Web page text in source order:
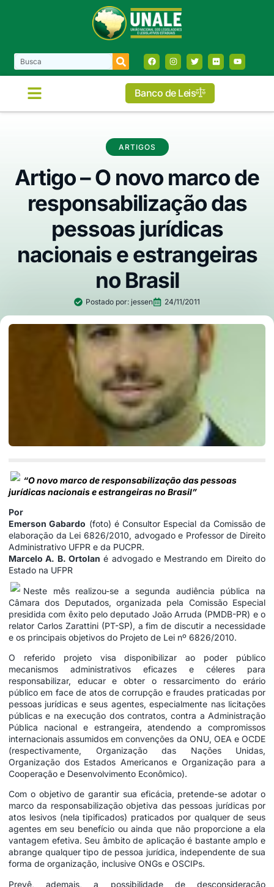
Banco de Leis
ARTIGOS
Artigo – O novo marco de
responsabilização das
pessoas jurídicas
nacionais e estrangeiras
no Brasil
Postado por: jessen 24/11/2011
“O novo marco de responsabilização das pessoas
jurídicas nacionais e estrangeiras no Brasil”
Por
Emerson Gabardo (foto) é Consultor Especial da Comissão de
elaboração da Lei 6826/2010, advogado e Professor de Direito
Administrativo UFPR e da PUCPR.
Marcelo A. B. Ortolan é advogado e Mestrando em Direito do
Estado na UFPR
Neste mês realizou-se a segunda audiência pública na
Câmara dos Deputados, organizada pela Comissão Especial
presidida com êxito pelo deputado João Arruda (PMDB-PR) e o
relator Carlos Zarattini (PT-SP), a fim de discutir a necessidade
e os principais objetivos do Projeto de Lei nº 6826/2010.
O referido projeto visa disponibilizar ao poder público
mecanismos administrativos eficazes e céleres para
responsabilizar, educar e obter o ressarcimento do erário
público em face de atos de corrupção e fraudes praticadas por
pessoas jurídicas e seus agentes, especialmente nas licitações
públicas e na execução dos contratos, contra a Administração
Pública nacional e estrangeira, atendendo a compromissos
internacionais assumidos em convenções da ONU, OEA e OCDE
(respectivamente, Organização das Nações Unidas,
Organização dos Estados Americanos e Organização para a
Cooperação e Desenvolvimento Econômico).
Com o objetivo de garantir sua eficácia, pretende-se adotar o
marco da responsabilização objetiva das pessoas jurídicas por
atos lesivos (nela tipificados) praticados por qualquer de seus
agentes em seu benefício ou ainda que não proporcione a ela
vantagem efetiva. Seu âmbito de aplicação é bastante amplo e
abrange qualquer tipo de pessoa jurídica, independente de sua
forma de organização, inclusive ONGs e OSCIPs.
Prevê, ademais, a possibilidade de desconsideração